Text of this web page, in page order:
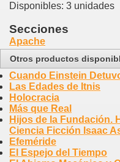
Disponibles: 3 unidades
Secciones
Apache
Otros productos
Cuando Einstein
Las Edades de Itnis
Holocracia
Más que Real
Hijos de la Fundación.
Ciencia Ficción Isaac
Efeméride
El Espejo del Tiempo